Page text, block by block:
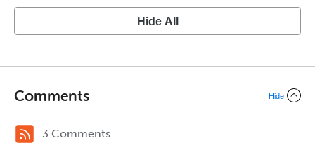
Hide All
Comments Hide
3 Comments